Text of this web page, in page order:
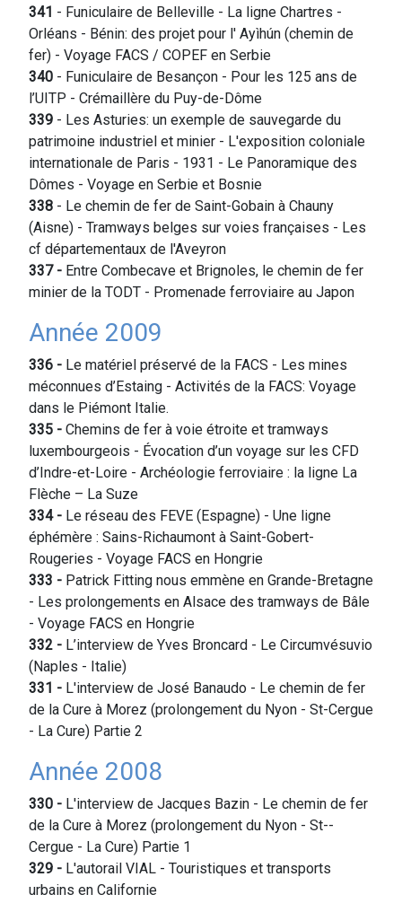
341 - Funiculaire de Belleville - La ligne Chartres -
Orléans - Bénin: des projet pour l' Ayìhún (chemin de
fer) - Voyage FACS / COPEF en Serbie
340 - Funiculaire de Besançon - Pour les 125 ans de
l’UITP - Crémaillère du Puy-de-Dôme
339 - Les Asturies: un exemple de sauvegarde du
patrimoine industriel et minier - L'exposition coloniale
internationale de Paris - 1931 - Le Panoramique des
Dômes - Voyage en Serbie et Bosnie
338 - Le chemin de fer de Saint-Gobain à Chauny
(Aisne) - Tramways belges sur voies françaises - Les
cf départementaux de l'Aveyron
337 - Entre Combecave et Brignoles, le chemin de fer
minier de la TODT - Promenade ferroviaire au Japon
Année 2009
336 - Le matériel préservé de la FACS - Les mines
méconnues d’Estaing - Activités de la FACS: Voyage
dans le Piémont Italie.
335 - Chemins de fer à voie étroite et tramways
luxembourgeois - Évocation d’un voyage sur les CFD
d’Indre-et-Loire - Archéologie ferroviaire : la ligne La
Flèche – La Suze
334- Le réseau des FEVE (Espagne) - Une ligne
éphémère : Sains-Richaumont à Saint-Gobert-
Rougeries - Voyage FACS en Hongrie
333 - Patrick Fitting nous emmène en Grande-Bretagne
- Les prolongements en Alsace des tramways de Bâle
- Voyage FACS en Hongrie
332 - L’interview de Yves Broncard - Le Circumvésuvio
(Naples - Italie)
331 - L'interview de José Banaudo - Le chemin de fer
de la Cure à Morez (prolongement du Nyon - St-Cergue
- La Cure) Partie 2
Année 2008
330 - L'interview de Jacques Bazin - Le chemin de fer
de la Cure à Morez (prolongement du Nyon - St--
Cergue - La Cure) Partie 1
329 - L'autorail VIAL - Touristiques et transports
urbains en Californie